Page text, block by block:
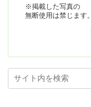
※掲載した写真の
無断使用は禁じます。